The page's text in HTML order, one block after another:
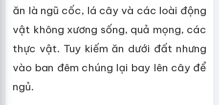
ăn là ngũ cốc, lá cây và các loài động
vật không xương sống, quả mọng, các
thực vật. Tuy kiếm ăn dưới đất nhưng
vào ban đêm chúng lại bay lên cây để
ngủ.